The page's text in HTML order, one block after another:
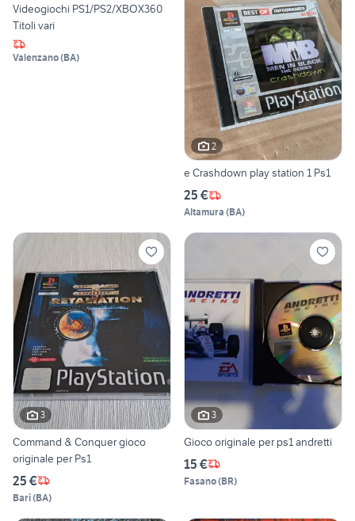
Videogiochi PS1/PS2/XBOX360
Titoli vari
Valenzano(BA)
2
e Crashdown play station 1 Ps1
25 €
Altamura (BA)
3
Command & Conquer gioco
originale per Ps1
25 €
Bari(BA)
3
Gioco originale per ps1 andretti
15 €
Fasano(BR)